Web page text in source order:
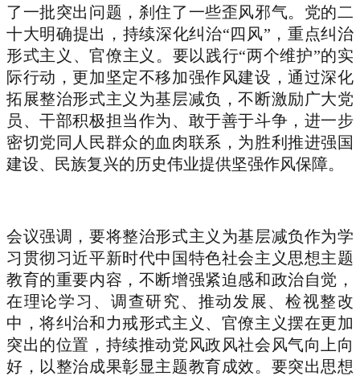
了一批突出问题，刹住了一些歪风邪气。党的二
十大明确提出，持续深化纠治“四风”，重点纠治
形式主义、官僚主义。要以践行“两个维护”的实
际行动，更加坚定不移加强作风建设，通过深化
拓展整治形式主义为基层减负，不断激励广大党
员、干部积极担当作为、敢于善于斗争，进一步
密切党同人民群众的血肉联系，为胜利推进强国
建设、民族复兴的历史伟业提供坚强作风保障。
会议强调，要将整治形式主义为基层减负作为学
习贯彻习近平新时代中国特色社会主义思想主题
教育的重要内容，不断增强紧迫感和政治自觉，
在理论学习、调查研究、推动发展、检视整改
中，将纠治和力戒形式主义、官僚主义摆在更加
突出的位置，持续推动党风政风社会风气向上向
好，以整治成果彰显主题教育成效。要突出思想